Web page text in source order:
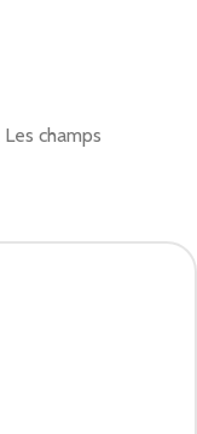
Les champs